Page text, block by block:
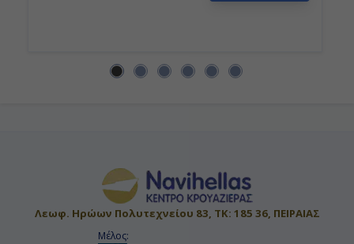
Λεωφ. Ηρώων Πολυτεχνείου 83, ΤΚ: 185 36, ΠΕΙΡΑΙΑΣ
Μέλος: